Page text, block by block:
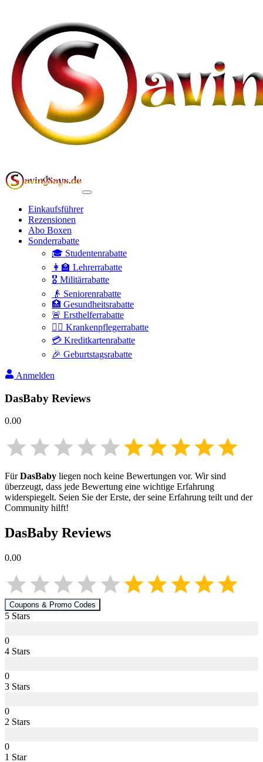
Einkaufsführer
Rezensionen
Abo Boxen
Sonderrabatte
🎓 Studentenrabatte
👩‍🏫 Lehrerrabatte
🎖️ Militärrabatte
👴 Seniorenrabatte
🏥 Gesundheitsrabatte
🚨 Ersthelferrabatte
👩‍⚕️ Krankenpflegerrabatte
💳 Kreditkartenrabatte
🎉 Geburtstagsrabatte
Anmelden
DasBaby Reviews
0.00
FürDasBaby liegen noch keine Bewertungen vor. Wir sind
überzeugt, dass jede Bewertung eine wichtige Erfahrung
widerspiegelt. Seien Sie der Erste, der seine Erfahrung teilt und der
Community hilft!
DasBaby Reviews
0.00
Coupons & Promo Codes
5 Stars
0
4 Stars
0
3 Stars
0
2 Stars
0
1 Star